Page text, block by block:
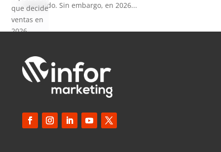
contenido. Sin embargo, en 2026...
que decide
ventas en
2026
pymes en
Barcelona:
en Google
Maps en